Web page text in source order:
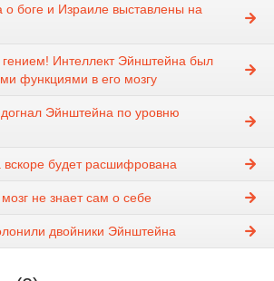
боге и Израиле выставлены на
Интеллект Эйнштейна был
функциями в его мозгу
Эйнштейна по уровню
будет расшифрована
не знает сам о себе
двойники Эйнштейна